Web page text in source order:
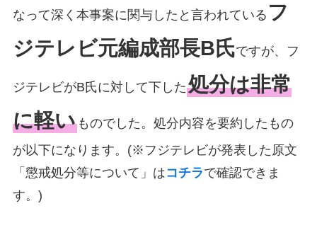
なって深く本事案に関与したと言われている フ
ジテレビ元編成部長B氏ですが、フ
ジテレビがB氏に対して下した処分は非常
に軽いものでした。処分内容を要約したもの
が以下になります。(※フジテレビが発表した原文
「懲戒処分等について」はコチラで確認できま
す。)